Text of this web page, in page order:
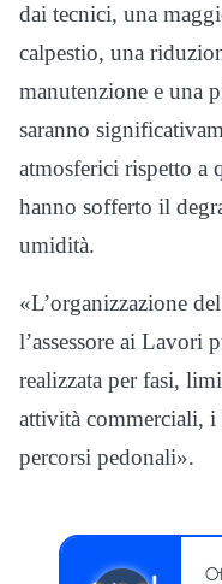
dai tecnici, una
calpestio, una
manutenzione e una
saranno
atmosferici rispetto a
hanno sofferto il
umidità.
«L’organizzazione
l’assessore ai Lavori
realizzata per fasi,
attività commerciali,
percorsi pedonali».